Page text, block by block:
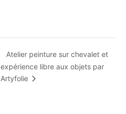
Atelier peinture sur chevalet et
expérience libre aux objets par
Artyfolie